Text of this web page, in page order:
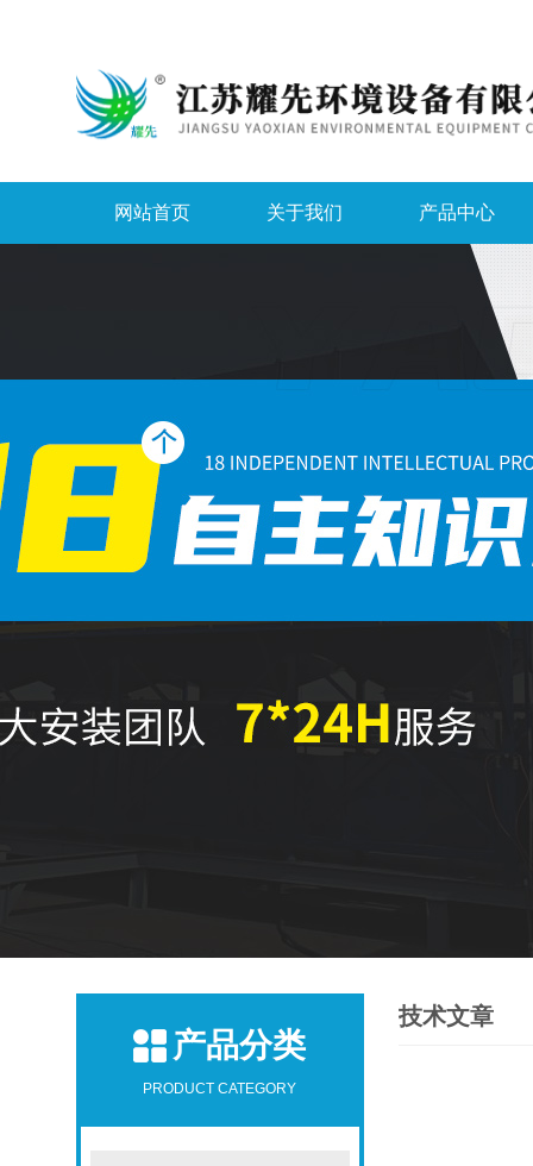
网站首页 关于我们 产品中心
产品分类
PRODUCT CATEGORY
技术文章